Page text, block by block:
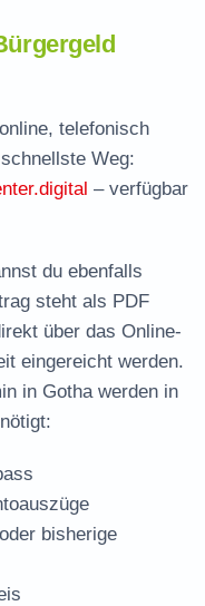
telefonisch
Weg:
– verfügbar
du ebenfalls
steht als PDF
über das Online-
eingereicht werden.
in Gotha werden in
bisherige